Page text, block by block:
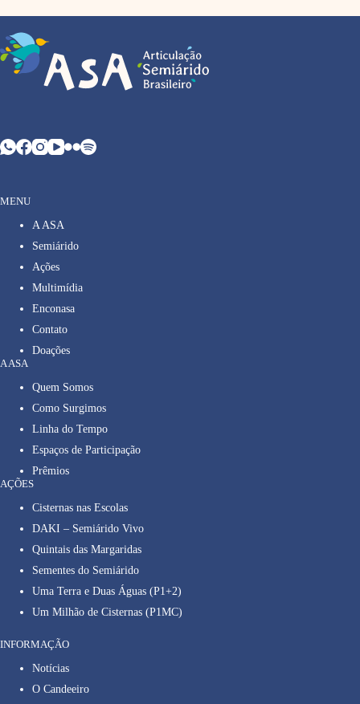
MENU
A ASA
Semiárido
Ações
Multimídia
Enconasa
Contato
Doações
A ASA
Quem Somos
Como Surgimos
Linha do Tempo
Espaços de Participação
Prêmios
AÇÕES
Cisternas nas Escolas
DAKI – Semiárido Vivo
Quintais das Margaridas
Sementes do Semiárido
Uma Terra e Duas Águas (P1+2)
Um Milhão de Cisternas (P1MC)
INFORMAÇÃO
Notícias
O Candeeiro